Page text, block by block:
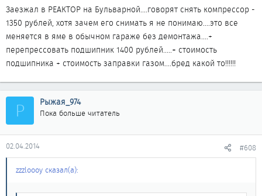
Куда обращаться?
Здесь сделают эти мероприятия? (Северная 26-я, 13а к8)....
дребезжащий пластиковый звук, при попадании в лужу
пропадает..судя по всему ролик....пока не
добралась!...Подшипник генератора сделал мой мастер на сто
всего за 1000 рублей....
Витек, нам нужна Защита, сколько денег?
Заезжал в РЕАКТОР на Бульварной....говорят снять компрессор -
1350 рублей, хотя зачем его снимать я не понимаю....это все
меняется в яме в обычном гараже без демонтажа....+
перепрессовать подшипник 1400 рублей.....+ стоимость
подшипника + стоимость заправки газом....бред какой то!!!!!!
Р Рыжая_974
Пока больше читатель
02.04.2014 #608
zzzloooy сказал(а):